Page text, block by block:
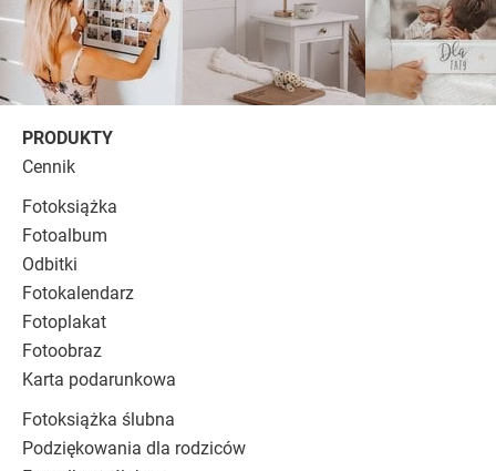
PRODUKTY
Cennik
Fotoksiążka
Fotoalbum
Odbitki
Fotokalendarz
Fotoplakat
Fotoobraz
Karta podarunkowa
Fotoksiążka ślubna
Podziękowania dla rodziców